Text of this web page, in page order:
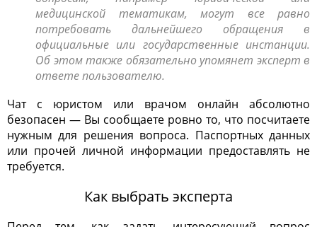
медицинской тематикам, могут все равно
потребовать дальнейшего обращения в
официальные или государственные инстанции.
Об этом также обязательно упомянет эксперт в
ответе пользователю.
Чат с юристом или врачом онлайн абсолютно
безопасен — Вы сообщаете ровно то, что посчитаете
нужным для решения вопроса. Паспортных данных
или прочей личной информации предоставлять не
требуется.
Как выбрать эксперта